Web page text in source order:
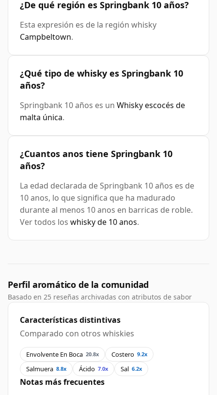
¿De qué región es Springbank 10 años?
Esta expresión es de la región whisky
Campbeltown.
¿Qué tipo de whisky es Springbank 10
años?
Springbank 10 años es un Whisky escocés de
malta única.
¿Cuantos anos tiene Springbank 10
años?
La edad declarada de Springbank 10 años es de
10 anos, lo que significa que ha madurado
durante al menos 10 anos en barricas de roble.
Ver todos los whisky de 10 anos.
Perfil aromático de la comunidad
Basado en 25 reseñas archivadas con atributos de sabor
Características distintivas
Comparado con otros whiskies
Envolvente En Boca 20.8x Costero 9.2x
Salmuera 8.8x Ácido 7.0x Sal 6.2x
Notas más frecuentes